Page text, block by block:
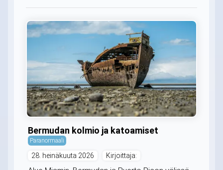
Bermudan kolmio ja katoamiset
Paranormaali
28. heinäkuuta 2026 Kirjoittaja: